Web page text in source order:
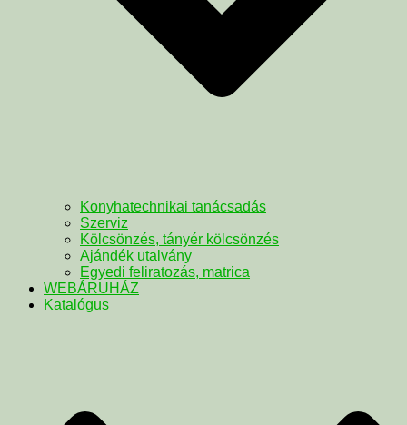
Konyhatechnikai tanácsadás
Szerviz
Kölcsönzés, tányér kölcsönzés
Ajándék utalvány
Egyedi feliratozás, matrica
WEBÁRUHÁZ
Katalógus